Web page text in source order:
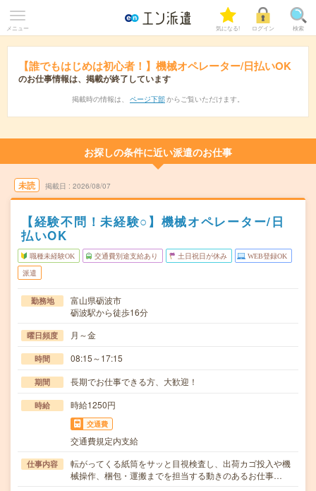
メニュー 気になる! ログイン 検索
【誰でもはじめは初心者！】機械オペレーター/日払いOK
のお仕事情報は、掲載が終了しています
掲載時の情報は、 ページ下部 からご覧いただけます。
お探しの条件に近い派遣のお仕事
未読 掲載日 2026/08/07
【経験不問！未経験○】機械オペレーター/日
払いOK
職種未経験OK 交通費別途支給あり 土日祝日が休み WEB登録OK
派遣
勤務地
富山県砺波市
砺波駅から徒歩16分
曜日頻度 月～金
時間 08:15～17:15
期間 長期でお仕事できる方、大歓迎！
時給 時給1250円
交通費
交通費規定内支給
仕事内容
転がってくる紙筒をサッと目視検査し、出荷カゴ投入や機
械操作、梱包・運搬までを担当する動きのあるお仕事…